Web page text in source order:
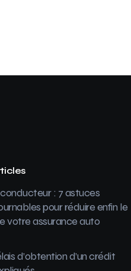
: 7 astuces
pour réduire enfin le
votre assurance auto
d’obtention d’un crédit